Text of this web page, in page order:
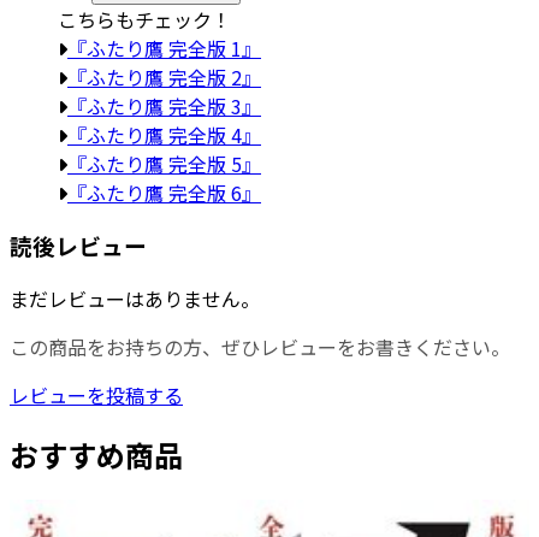
こちらもチェック！
『ふたり鷹 完全版 1』
『ふたり鷹 完全版 2』
『ふたり鷹 完全版 3』
『ふたり鷹 完全版 4』
『ふたり鷹 完全版 5』
『ふたり鷹 完全版 6』
読後レビュー
まだレビューはありません。
この商品をお持ちの方、ぜひレビューをお書きください。
レビューを投稿する
おすすめ商品